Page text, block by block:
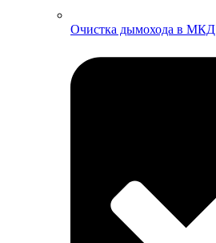
Очистка дымохода в МКД